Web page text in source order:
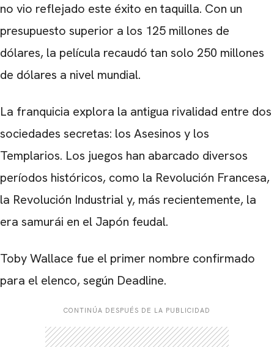
no vio reflejado este éxito en taquilla. Con un
presupuesto superior a los 125 millones de
dólares, la película recaudó tan solo 250 millones
de dólares a nivel mundial.
La franquicia explora la antigua rivalidad entre dos
sociedades secretas: los Asesinos y los
Templarios. Los juegos han abarcado diversos
períodos históricos, como la Revolución Francesa,
la Revolución Industrial y, más recientemente, la
era samurái en el Japón feudal.
Toby Wallace fue el primer nombre confirmado
para el elenco, según Deadline.
CONTINÚA DESPUÉS DE LA PUBLICIDAD